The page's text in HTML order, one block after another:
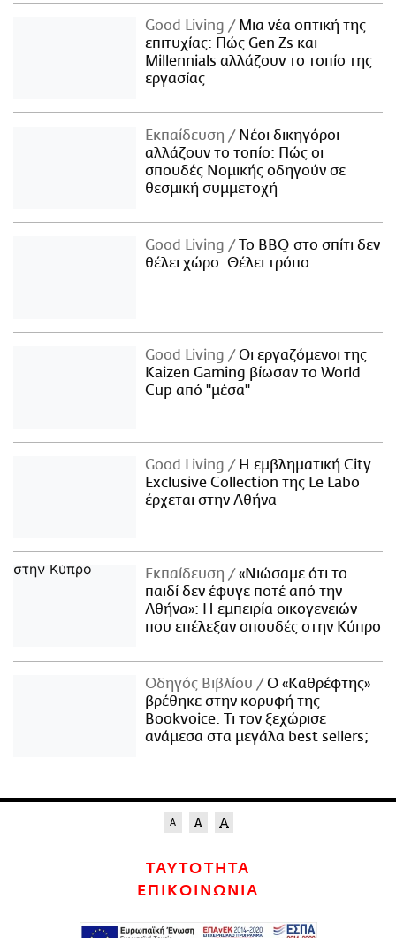
Good Living
Μια νέα οπτική της
επιτυχίας: Πώς Gen Zs και
Millennials αλλάζουν το τοπίο της
εργασίας
Εκπαίδευση
Νέοι δικηγόροι
αλλάζουν το τοπίο: Πώς οι
σπουδές Νομικής οδηγούν σε
θεσμική συμμετοχή
Good Living
Το BBQ στο σπίτι δεν
θέλει χώρο. Θέλει τρόπο.
Good Living
Οι εργαζόμενοι της
Kaizen Gaming βίωσαν το World
Cup από "μέσα"
Good Living
Η εμβληματική City
Exclusive Collection της Le Labo
έρχεται στην Αθήνα
Εκπαίδευση
«Νιώσαμε ότι το
παιδί δεν έφυγε ποτέ από την
Αθήνα»: Η εμπειρία οικογενειών
που επέλεξαν σπουδές στην Κύπρο
Οδηγός Βιβλίου
Ο «Καθρέφτης»
βρέθηκε στην κορυφή της
Bookvoice. Τι τον ξεχώρισε
ανάμεσα στα μεγάλα best sellers;
ΤΑΥΤΟΤΗΤΑ
ΕΠΙΚΟΙΝΩΝΙΑ